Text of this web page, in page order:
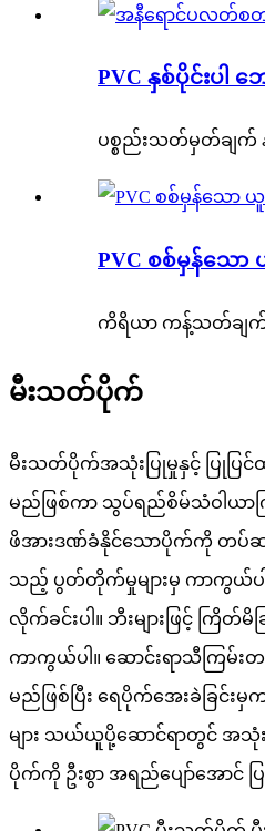
PVC နှစ်ပိုင်းပါ
ပစ္စည်းသတ်မှတ်ချက်
PVC စစ်မှန်သေ
ကိရိယာ ကန့်သတ်ချက်မ
မီးသတ်ပိုက်
မီးသတ်ပိုက်အသုံးပြုမှုနှင့် ပြုပြင်
မည်ဖြစ်ကာ သွပ်ရည်စိမ်သံဝါယာ
ဖိအားဒဏ်ခံနိုင်သောပိုက်ကို တပ်ဆ
သည့် ပွတ်တိုက်မှုများမှ ကာကွယ်ပ
လိုက်ခင်းပါ။ ဘီးများဖြင့် ကြိတ်
ကာကွယ်ပါ။ ဆောင်းရာသီကြမ်း
မည်ဖြစ်ပြီး ရေပိုက်အေးခဲခြင်း
များ သယ်ယူပို့ဆောင်ရာတွင် အသုံး
ပိုက်ကို ဦးစွာ အရည်ပျော်အောင်